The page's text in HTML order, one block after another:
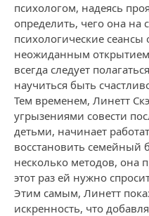
психологом, надеясь
определить, чего она на
психологические сеансы
неожиданным
всегда следует
научиться быть
Тем временем, Линетт
угрызениями совести
детьми, начинает
восстановить семейный
несколько методов, она
этот раз ей нужно
Этим самым, Линетт
искренность, что